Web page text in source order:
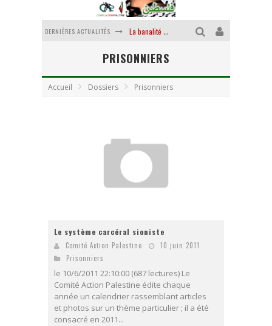
DERNIÈRES ACTUALITÉS
Yankees, Go home !
Chantage terroriste
La puissance américaine en peau de chagrin
PRISONNIERS
Accueil Dossiers Prisonniers
Le système carcéral sioniste
Comité Action Palestine
10 juin 2011
Prisonniers
le 10/6/2011 22:10:00 (687 lectures) Le
Comité Action Palestine édite chaque
année un calendrier rassemblant articles
et photos sur un thème particulier ; il a été
consacré en 2011...